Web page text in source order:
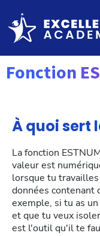
Fonction
À quoi sert
La fonction
valeur est
lorsque tu
données contenant
exemple, si tu as
et que tu veux
est l'outil qu'il te